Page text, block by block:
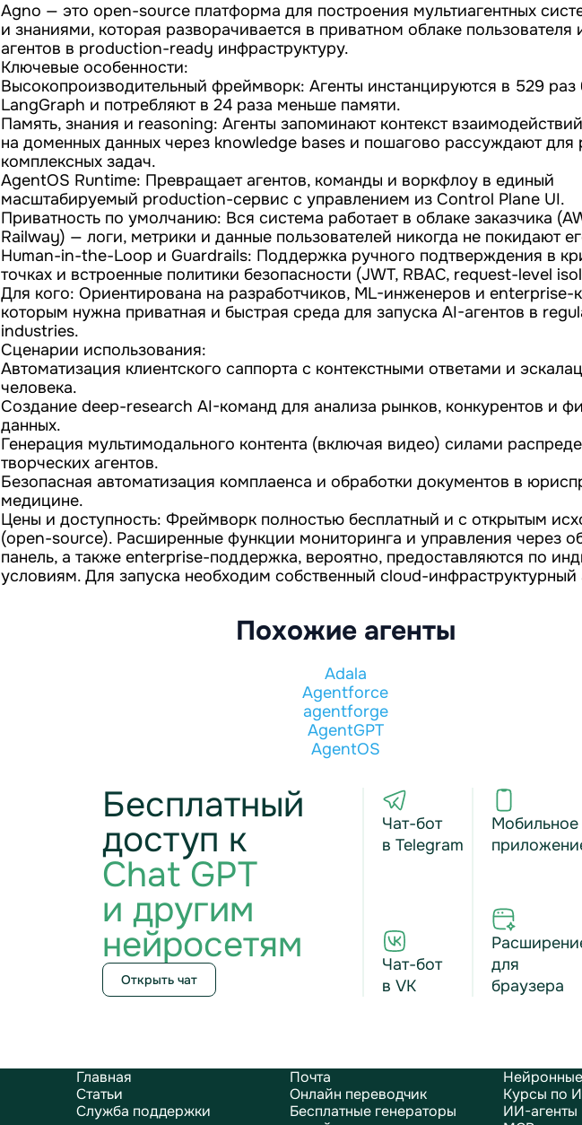
Agno — это open-source платформа для построения мультиагентных
и знаниями, которая разворачивается в приватном облаке пользователя
агентов в production-ready инфраструктуру.
Ключевые особенности:
Высокопроизводительный фреймворк: Агенты инстанцируются в 529 раз
LangGraph и потребляют в 24 раза меньше памяти.
Память, знания и reasoning: Агенты запоминают контекст
на доменных данных через knowledge bases и пошагово рассуждают для
комплексных задач.
AgentOS Runtime: Превращает агентов, команды и воркфлоу в единый
масштабируемый production-сервис с управлением из Control Plane UI.
Приватность по умолчанию: Вся система работает в облаке заказчика
Railway) — логи, метрики и данные пользователей никогда не покидают
Human-in-the-Loop и Guardrails: Поддержка ручного подтверждения в
точках и встроенные политики безопасности (JWT, RBAC, request-level
Для кого: Ориентирована на разработчиков, ML-инженеров и enterprise-
которым нужна приватная и быстрая среда для запуска AI-агентов в
industries.
Сценарии использования:
Автоматизация клиентского саппорта с контекстными ответами и
человека.
Создание deep-research AI-команд для анализа рынков, конкурентов и
данных.
Генерация мультимодального контента (включая видео) силами
творческих агентов.
Безопасная автоматизация комплаенса и обработки документов в
медицине.
Цены и доступность: Фреймворк полностью бесплатный и с открытым
(open-source). Расширенные функции мониторинга и управления через
панель, а также enterprise-поддержка, вероятно, предоставляются по
условиям. Для запуска необходим собственный cloud-инфраструктурный
Похожие агенты
Adala
Agentforce
agentforge
AgentGPT
AgentOS
Бесплатный
доступ к
Chat GPT
и другим
нейросетям
Открыть чат
Чат-бот
в Telegram
Чат-бот
в VK
Мобильное
для
браузера
Главная
Статьи
Служба поддержки
Почта
Онлайн переводчик
Бесплатные генераторы
Курсы по
ИИ-агенты